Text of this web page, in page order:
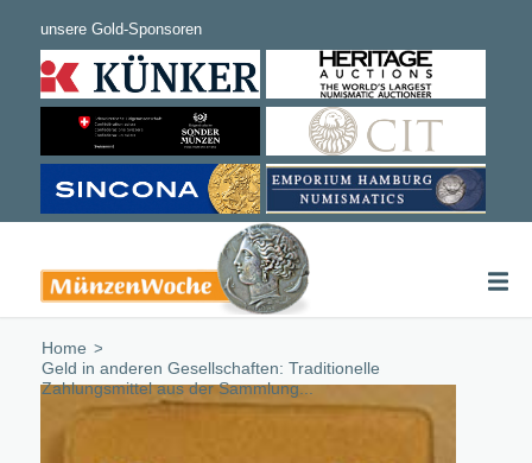
Home
Geld in anderen Gesellschaften: Traditionelle
Zahlungsmittel aus der Sammlung...